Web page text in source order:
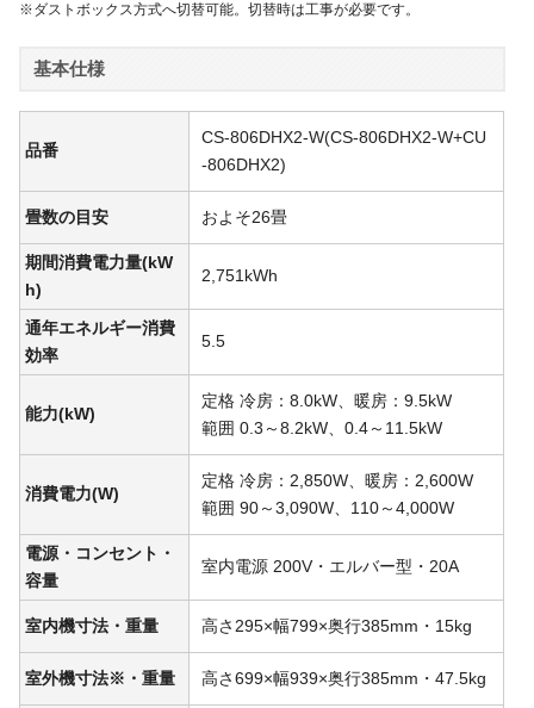
※ダストボックス方式へ切替可能。切替時は工事が必要です。
基本仕様
品番
CS-806DHX2-W(CS-806DHX2-W+CU
-806DHX2)
畳数の目安 およそ26畳
期間消費電力量(kW
h)
2,751kWh
通年エネルギー消費
効率
5.5
能力(kW)
定格 冷房：8.0kW、暖房：9.5kW
範囲 0.3～8.2kW、0.4～11.5kW
消費電力(W)
定格 冷房：2,850W、暖房：2,600W
範囲 90～3,090W、110～4,000W
電源・コンセント・
容量
室内電源 200V・エルバー型・20A
室内機寸法・重量 高さ295×幅799×奥行385mm・15kg
室外機寸法※・重量 高さ699×幅939×奥行385mm・47.5kg